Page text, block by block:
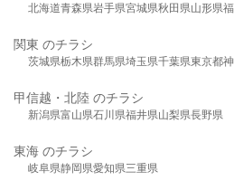
北海道青森県岩手県宮城県秋田県山形県
関東 のチラシ
茨城県栃木県群馬県埼玉県千葉県東京都
甲信越・北陸 のチラシ
新潟県富山県石川県福井県山梨県長野県
東海 のチラシ
岐阜県静岡県愛知県三重県